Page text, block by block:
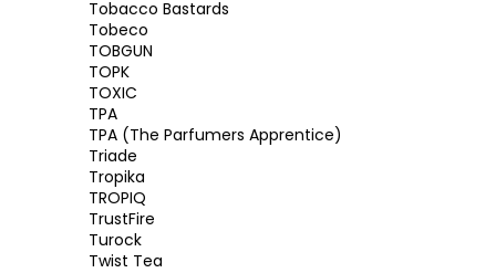
Tobacco Bastards
Tobeco
TOBGUN
TOPK
TOXIC
TPA
TPA (The Parfumers Apprentice)
Triade
Tropika
TROPIQ
TrustFire
Turock
Twist Tea